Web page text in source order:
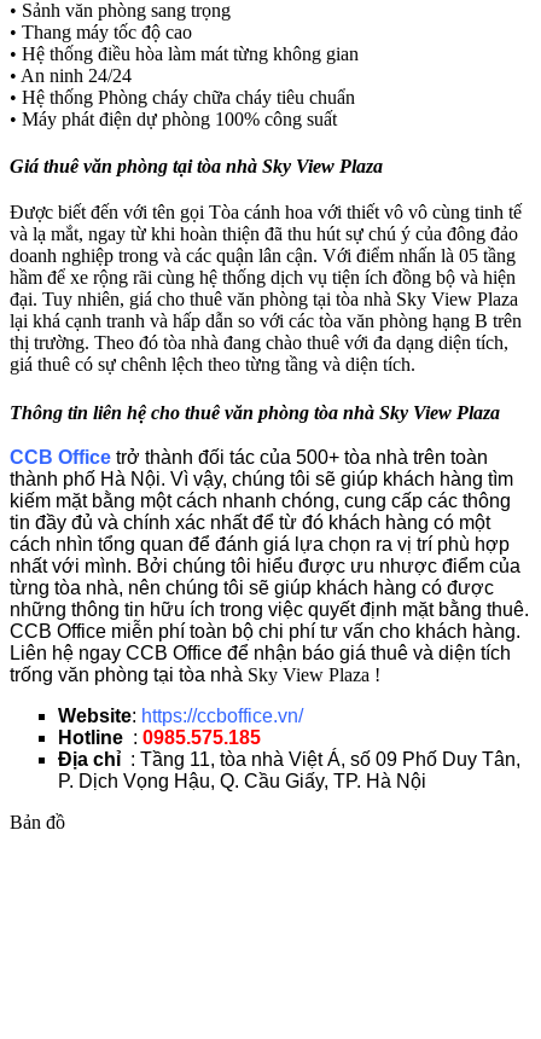
• Sảnh văn phòng sang trọng
• Thang máy tốc độ cao
• Hệ thống điều hòa làm mát từng không gian
• An ninh 24/24
• Hệ thống Phòng cháy chữa cháy tiêu chuẩn
• Máy phát điện dự phòng 100% công suất
Giá thuê văn phòng tại tòa nhà Sky View Plaza
Được biết đến với tên gọi Tòa cánh hoa với thiết vô vô cùng tinh tế
và lạ mắt, ngay từ khi hoàn thiện đã thu hút sự chú ý của đông đảo
doanh nghiệp trong và các quận lân cận. Với điểm nhấn là 05 tầng
hầm để xe rộng rãi cùng hệ thống dịch vụ tiện ích đồng bộ và hiện
đại. Tuy nhiên, giá cho thuê văn phòng tại tòa nhà Sky View Plaza
lại khá cạnh tranh và hấp dẫn so với các tòa văn phòng hạng B trên
thị trường. Theo đó tòa nhà đang chào thuê với đa dạng diện tích,
giá thuê có sự chênh lệch theo từng tầng và diện tích.
Thông tin liên hệ cho thuê văn phòng tòa nhà Sky View Plaza
CCB Office trở thành đối tác của 500+ tòa nhà trên toàn
thành phố Hà Nội. Vì vậy, chúng tôi sẽ giúp khách hàng tìm
kiếm mặt bằng một cách nhanh chóng, cung cấp các thông
tin đầy đủ và chính xác nhất để từ đó khách hàng có một
cách nhìn tổng quan để đánh giá lựa chọn ra vị trí phù hợp
nhất với mình. Bởi chúng tôi hiểu được ưu nhược điểm của
từng tòa nhà, nên chúng tôi sẽ giúp khách hàng có được
những thông tin hữu ích trong việc quyết định mặt bằng thuê.
CCB Office miễn phí toàn bộ chi phí tư vấn cho khách hàng.
Liên hệ ngay CCB Office để nhận báo giá thuê và diện tích
trống văn phòng tại tòa nhà Sky View Plaza !
Website: https://ccboffice.vn/
Hotline : 0985.575.185
Địa chỉ : Tầng 11, tòa nhà Việt Á, số 09 Phố Duy Tân,
P. Dịch Vọng Hậu, Q. Cầu Giấy, TP. Hà Nội
Bản đồ